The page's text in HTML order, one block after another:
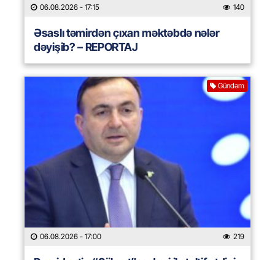
06.08.2026 - 17:15 140
Əsaslı təmirdən çıxan məktəbdə nələr
dəyişib? – REPORTAJ
Gündəm
06.08.2026 - 17:00 219